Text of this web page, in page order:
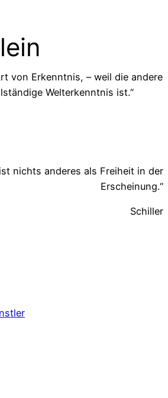
von Erkenntnis, – weil die andere
Welterkenntnis ist.“
nichts anderes als Freiheit in der
Erscheinung.“
Schiller